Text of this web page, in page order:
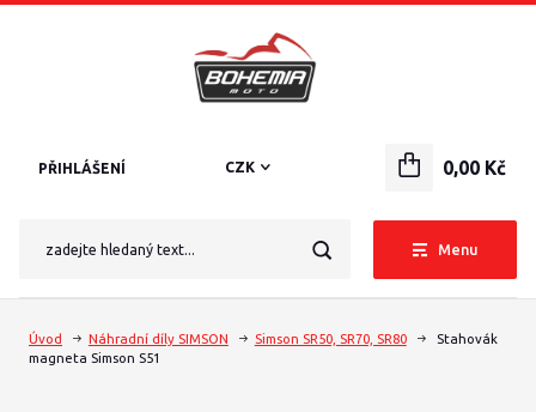
Menu
CZK
PŘIHLÁŠENÍ 0,00 Kč
Úvod Náhradní díly SIMSON Simson SR50, SR70, SR80
Stahovák
magneta Simson S51